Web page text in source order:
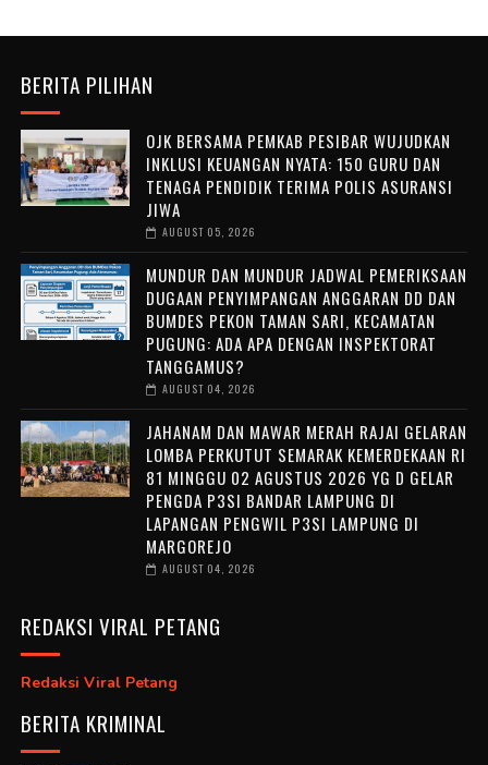
BERITA PILIHAN
OJK BERSAMA PEMKAB PESIBAR WUJUDKAN
INKLUSI KEUANGAN NYATA: 150 GURU DAN
TENAGA PENDIDIK TERIMA POLIS ASURANSI
JIWA
AUGUST 05, 2026
MUNDUR DAN MUNDUR JADWAL PEMERIKSAAN
DUGAAN PENYIMPANGAN ANGGARAN DD DAN
BUMDES PEKON TAMAN SARI, KECAMATAN
PUGUNG: ADA APA DENGAN INSPEKTORAT
TANGGAMUS?
AUGUST 04, 2026
JAHANAM DAN MAWAR MERAH RAJAI GELARAN
LOMBA PERKUTUT SEMARAK KEMERDEKAAN RI
81 MINGGU 02 AGUSTUS 2026 YG D GELAR
PENGDA P3SI BANDAR LAMPUNG DI
LAPANGAN PENGWIL P3SI LAMPUNG DI
MARGOREJO
AUGUST 04, 2026
REDAKSI VIRAL PETANG
Redaksi Viral Petang
BERITA KRIMINAL